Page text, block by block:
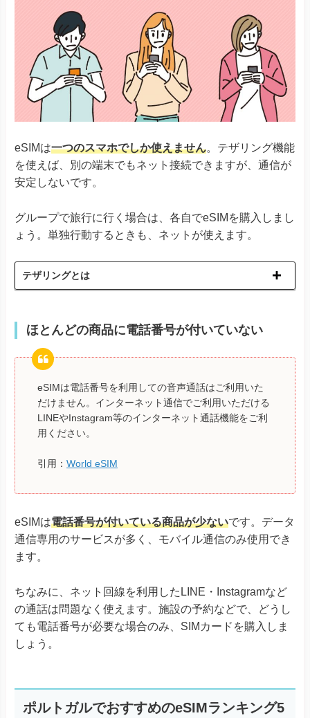
京セラ
DIGNO® SANGA
DIGNO® SX3
DIGNO® WX
DIGNO® BX2
DuraForce EX
DuraForce EX KC-S703
DuraForce EX KY-51D
そのほか
Libero Flip
Libero 5G III
Libero 5G II
eSIMは一つのスマホでしか使えません。テザリング機能
を使えば、別の端末でもネット接続できますが、通信が
安定しないです。
グループで旅行に行く場合は、各自でeSIMを購入しまし
ょう。単独行動するときも、ネットが使えます。
テザリングとは
ほとんどの商品に電話番号が付いていない
eSIMは電話番号を利用しての音声通話はご利用いた
だけません。インターネット通信でご利用いただける
LINEやInstagram等のインターネット通話機能をご利
用ください。
引用： World eSIM
eSIMは電話番号が付いている商品が少ないです。データ
通信専用のサービスが多く、モバイル通信のみ使用でき
ます。
ちなみに、ネット回線を利用したLINE・Instagramなど
の通話は問題なく使えます。施設の予約などで、どうし
ても電話番号が必要な場合のみ、SIMカードを購入しま
しょう。
ポルトガルでおすすめのeSIMランキング5